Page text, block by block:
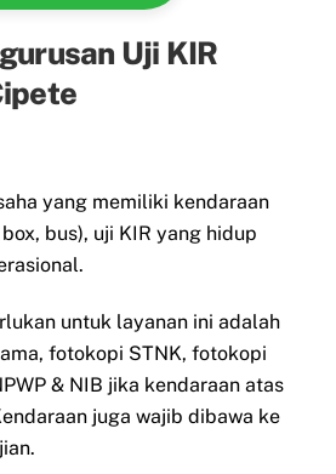
Uji KIR
yang memiliki kendaraan
bus), uji KIR yang hidup
untuk layanan ini adalah
fotokopi STNK, fotokopi
& NIB jika kendaraan atas
juga wajib dibawa ke